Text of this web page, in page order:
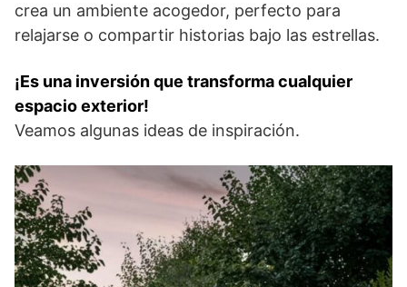
crea un ambiente acogedor, perfecto para
relajarse o compartir historias bajo las estrellas.
¡Es una inversión que transforma cualquier
espacio exterior!
Veamos algunas ideas de inspiración.